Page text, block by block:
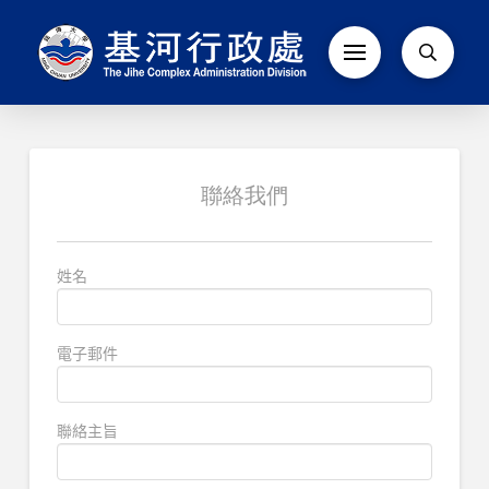
聯絡我們
姓名
電子郵件
聯絡主旨